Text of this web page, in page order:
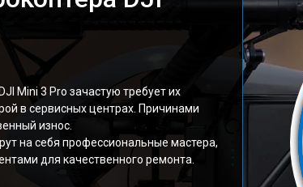
Mini 3 Pro зачастую требует их
в сервисных центрах. Причинами
износ.
на себя профессиональные мастера,
для качественного ремонта.